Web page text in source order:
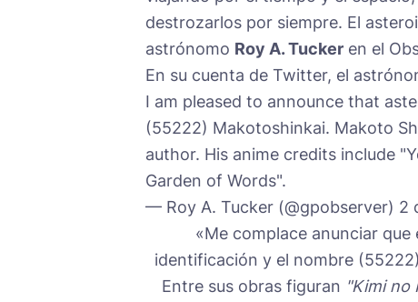
destrozarlos por siempre. El
astrónomo Roy A. Tucker en el
En su cuenta de Twitter, el
I am pleased to announce that
(55222) Makotoshinkai. Makoto
author. His anime credits include
Garden of Words".
— Roy A. Tucker (@gpobserver) 2
«Me complace anunciar
identificación y el nombre
Entre sus obras figuran "Kimi no